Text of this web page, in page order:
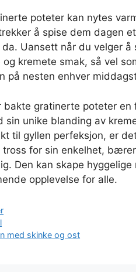
poteter kan nytes
å spise dem dagen
Uansett når du velger
og kremete smak, så vel
på nesten enhver
bakte gratinerte poteter
sin unike blanding av
til gyllen perfeksjon, er
tross for sin enkelhet,
Den kan skape
opplevelse for alle.
med skinke og ost